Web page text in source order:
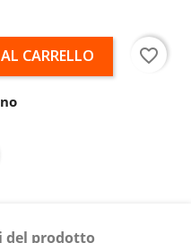
CARRELLO favorite_border
del prodotto